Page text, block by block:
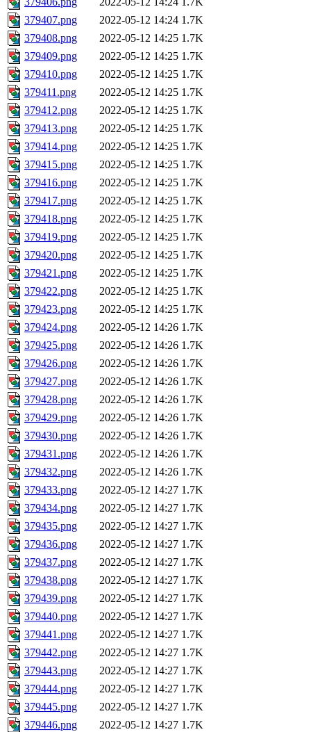
379407.png
2022-05-12 14:24 1.7K
379408.png
2022-05-12 14:25 1.7K
379409.png
2022-05-12 14:25 1.7K
379410.png
2022-05-12 14:25 1.7K
379411.png
2022-05-12 14:25 1.7K
379412.png
2022-05-12 14:25 1.7K
379413.png
2022-05-12 14:25 1.7K
379414.png
2022-05-12 14:25 1.7K
379415.png
2022-05-12 14:25 1.7K
379416.png
2022-05-12 14:25 1.7K
379417.png
2022-05-12 14:25 1.7K
379418.png
2022-05-12 14:25 1.7K
379419.png
2022-05-12 14:25 1.7K
379420.png
2022-05-12 14:25 1.7K
379421.png
2022-05-12 14:25 1.7K
379422.png
2022-05-12 14:25 1.7K
379423.png
2022-05-12 14:25 1.7K
379424.png
2022-05-12 14:26 1.7K
379425.png
2022-05-12 14:26 1.7K
379426.png
2022-05-12 14:26 1.7K
379427.png
2022-05-12 14:26 1.7K
379428.png
2022-05-12 14:26 1.7K
379429.png
2022-05-12 14:26 1.7K
379430.png
2022-05-12 14:26 1.7K
379431.png
2022-05-12 14:26 1.7K
379432.png
2022-05-12 14:26 1.7K
379433.png
2022-05-12 14:27 1.7K
379434.png
2022-05-12 14:27 1.7K
379435.png
2022-05-12 14:27 1.7K
379436.png
2022-05-12 14:27 1.7K
379437.png
2022-05-12 14:27 1.7K
379438.png
2022-05-12 14:27 1.7K
379439.png
2022-05-12 14:27 1.7K
379440.png
2022-05-12 14:27 1.7K
379441.png
2022-05-12 14:27 1.7K
379442.png
2022-05-12 14:27 1.7K
379443.png
2022-05-12 14:27 1.7K
379444.png
2022-05-12 14:27 1.7K
379445.png
2022-05-12 14:27 1.7K
379446.png
2022-05-12 14:27 1.7K